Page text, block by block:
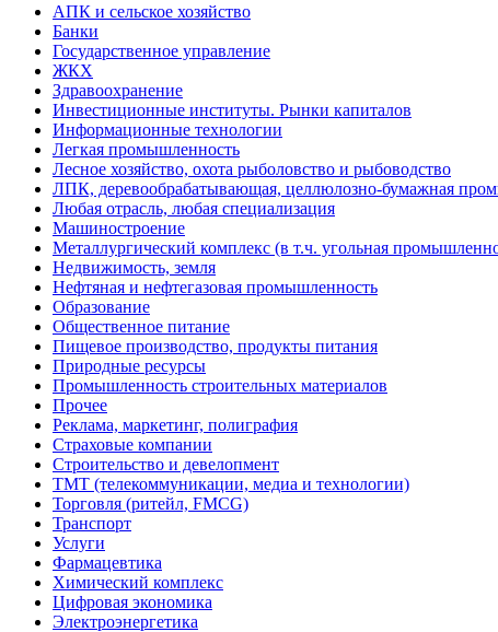
АПК и сельское хозяйство
Банки
Государственное управление
ЖКХ
Здравоохранение
Инвестиционные институты. Рынки капиталов
Информационные технологии
Легкая промышленность
Лесное хозяйство, охота рыболовство и рыбоводство
ЛПК, деревообрабатывающая, целлюлозно-бумажная
Любая отрасль, любая специализация
Машиностроение
Металлургический комплекс (в т.ч. угольная
Недвижимость, земля
Нефтяная и нефтегазовая промышленность
Образование
Общественное питание
Пищевое производство, продукты питания
Природные ресурсы
Промышленность строительных материалов
Прочее
Реклама, маркетинг, полиграфия
Страховые компании
Строительство и девелопмент
ТМТ (телекоммуникации, медиа и технологии)
Торговля (ритейл, FMCG)
Транспорт
Услуги
Фармацевтика
Химический комплекс
Цифровая экономика
Электроэнергетика